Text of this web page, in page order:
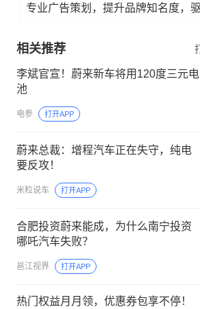
专业广告策划，提升品牌知名度，
相关推荐
李斌官宣！蔚来新车将用120度三元电
池
电参 打开APP
蔚来总裁：增程汽车正在失守，纯电
要反攻！
米粒说车 打开APP
合肥投资蔚来能成，为什么南宁投资
哪吒汽车失败？
邕江视界 打开APP
热门权益月月领，优惠券包享不停！